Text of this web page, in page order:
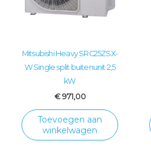
Mitsubishi Heavy SRC25ZSX-
W Single split buitenunit 2,5
kW
€971,00
Toevoegen aan
winkelwagen